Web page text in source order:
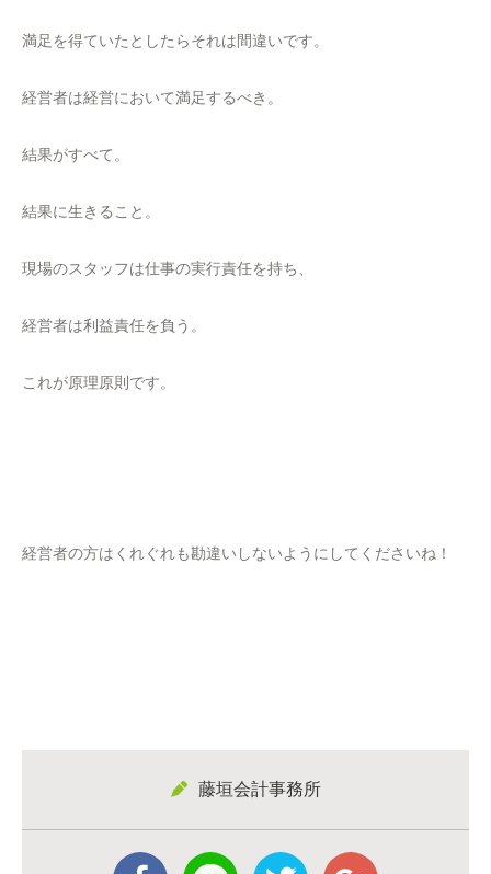
満足を得ていたとしたらそれは間違いです。
経営者は経営において満足するべき。
結果がすべて。
結果に生きること。
現場のスタッフは仕事の実行責任を持ち、
経営者は利益責任を負う。
これが原理原則です。
経営者の方はくれぐれも勘違いしないようにしてくださいね！
藤垣会計事務所